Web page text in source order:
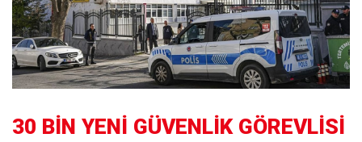
30 BİN YENİ GÜVENLİK GÖREVLİSİ